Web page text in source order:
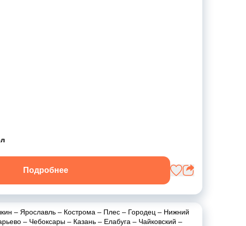
Подробнее
– Ярославль – Кострома – Плес – Городец – Нижний
– Чебоксары – Казань – Елабуга – Чайковский –